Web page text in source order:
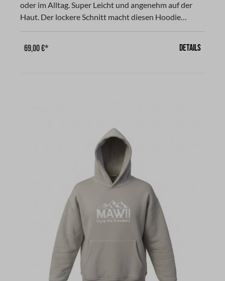
oder im Alltag. Super Leicht und angenehm auf der
Haut. Der lockere Schnitt macht diesen Hoodie
zum komfortablen Begleiter in der Freizeit. Eine
Qualität. Gerader Schnitt, langarmig, mit Kapuze und
69,00 €* Details